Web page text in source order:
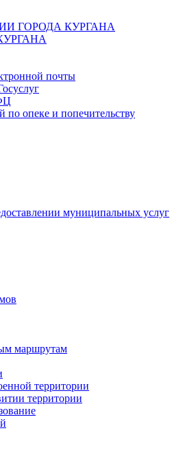
ГОРОДА КУРГАНА
почты
по опеке и попечительству
муниципальных услуг
маршрутам
территории
территории